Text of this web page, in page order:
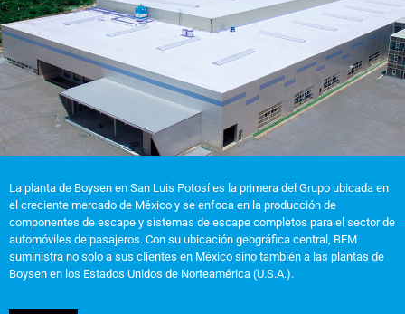
La planta de Boysen en San Luis Potosí es la primera del Grupo ubicada en
el creciente mercado de México y se enfoca en la producción de
componentes de escape y sistemas de escape completos para el sector de
automóviles de pasajeros. Con su ubicación geográfica central, BEM
suministra no solo a sus clientes en México sino también a las plantas de
Boysen en los Estados Unidos de Norteamérica (U.S.A.).